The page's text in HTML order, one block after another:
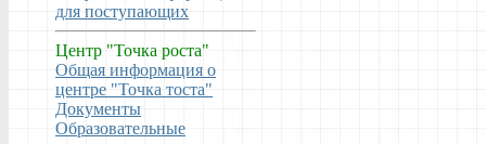
для поступающих
Центр "Точка роста"
Общая информация о
центре "Точка тоста"
Документы
Образовательные